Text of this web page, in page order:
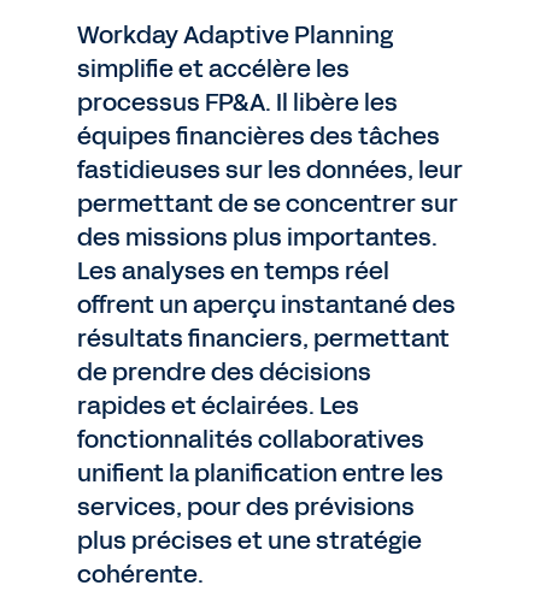
Workday Adaptive Planning
simplifie et accélère les
processus FP&A. Il libère les
équipes financières des tâches
fastidieuses sur les données, leur
permettant de se concentrer sur
des missions plus importantes.
Les analyses en temps réel
offrent un aperçu instantané des
résultats financiers, permettant
de prendre des décisions
rapides et éclairées. Les
fonctionnalités collaboratives
unifient la planification entre les
services, pour des prévisions
plus précises et une stratégie
cohérente.